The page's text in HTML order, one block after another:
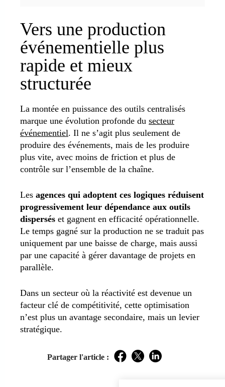
Vers une production
événementielle plus
rapide et mieux
structurée
La montée en puissance des outils centralisés
marque une évolution profonde du secteur
événementiel. Il ne s’agit plus seulement de
produire des événements, mais de les produire
plus vite, avec moins de friction et plus de
contrôle sur l’ensemble de la chaîne.
Les agences qui adoptent ces logiques réduisent
progressivement leur dépendance aux outils
dispersés et gagnent en efficacité opérationnelle.
Le temps gagné sur la production ne se traduit pas
uniquement par une baisse de charge, mais aussi
par une capacité à gérer davantage de projets en
parallèle.
Dans un secteur où la réactivité est devenue un
facteur clé de compétitivité, cette optimisation
n’est plus un avantage secondaire, mais un levier
stratégique.
Partager l'article : Facebook
TwitterLinkedIn